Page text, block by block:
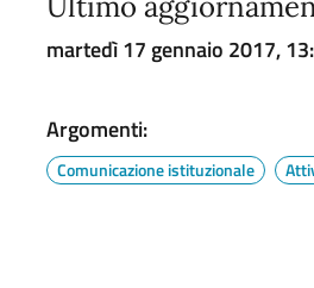
martedì 17 gennaio 2017,
Argomenti:
Comunicazione istituzionale